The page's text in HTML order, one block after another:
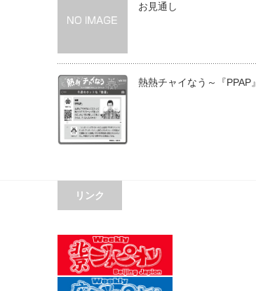
お見通し
熱熱チャイなう～『PPAP』
リンク